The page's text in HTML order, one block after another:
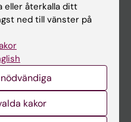
eller återkalla ditt
ned till vänster på
kakor